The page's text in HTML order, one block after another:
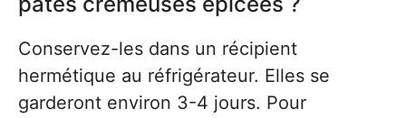
Conservez-les dans un récipient
hermétique au réfrigérateur. Elles se
garderont environ 3-4 jours. Pour